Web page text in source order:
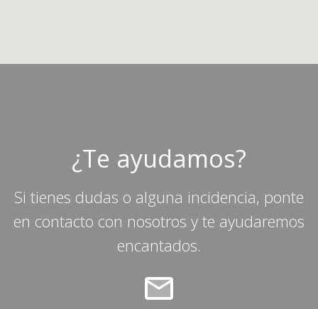
¿Te ayudamos?
Si tienes dudas o alguna incidencia, ponte
en contacto con nosotros y te ayudaremos
encantados.